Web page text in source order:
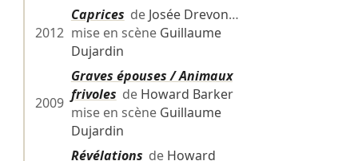
2012
Caprices de Josée Drevon…
mise en scène Guillaume
Dujardin
2009
Graves épouses / Animaux
frivoles de Howard Barker
mise en scène Guillaume
Dujardin
Révélations de Howard